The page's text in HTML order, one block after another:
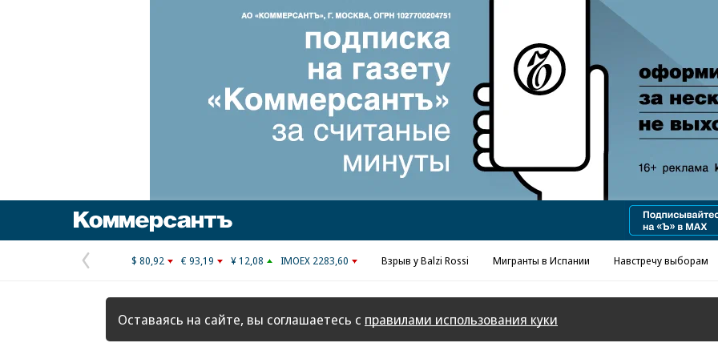
Реклама в «Ъ» www.kommersant.ru/ad
Предыдущая
страница
$ 80,92 € 93,19 ¥ 12,08 IMOEX 2283,60 Взрыв у Balzi Rossi Мигранты в Испании Навстречу выборам
Оставаясь на сайте, вы соглашаетесь с правилами использования куки